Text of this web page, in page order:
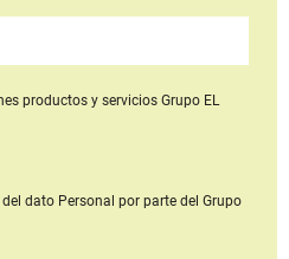
productos y serviciosGrupo EL
dato Personal por parte del Grupo